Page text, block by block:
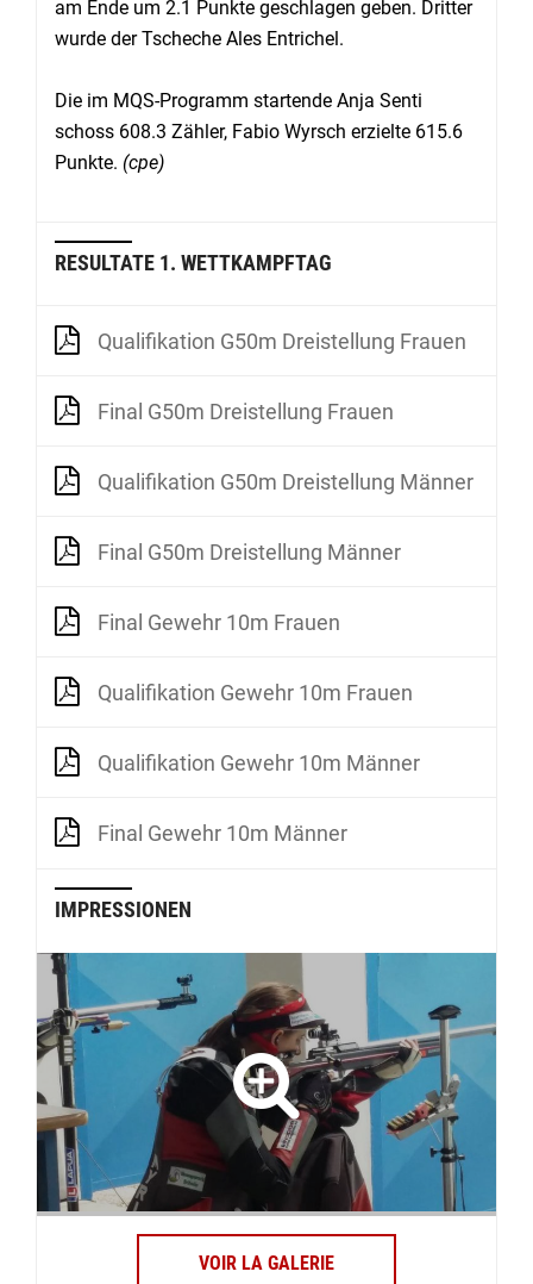
am Ende um 2.1 Punkte geschlagen geben. Dritter
wurde der Tscheche Ales Entrichel.
Die im MQS-Programm startende Anja Senti
schoss 608.3 Zähler, Fabio Wyrsch erzielte 615.6
Punkte. (cpe)
RESULTATE 1. WETTKAMPFTAG
Qualifikation G50m Dreistellung Frauen
Final G50m Dreistellung Frauen
Qualifikation G50m Dreistellung Männer
Final G50m Dreistellung Männer
Final Gewehr 10m Frauen
Qualifikation Gewehr 10m Frauen
Qualifikation Gewehr 10m Männer
Final Gewehr 10m Männer
IMPRESSIONEN
VOIR LA GALERIE